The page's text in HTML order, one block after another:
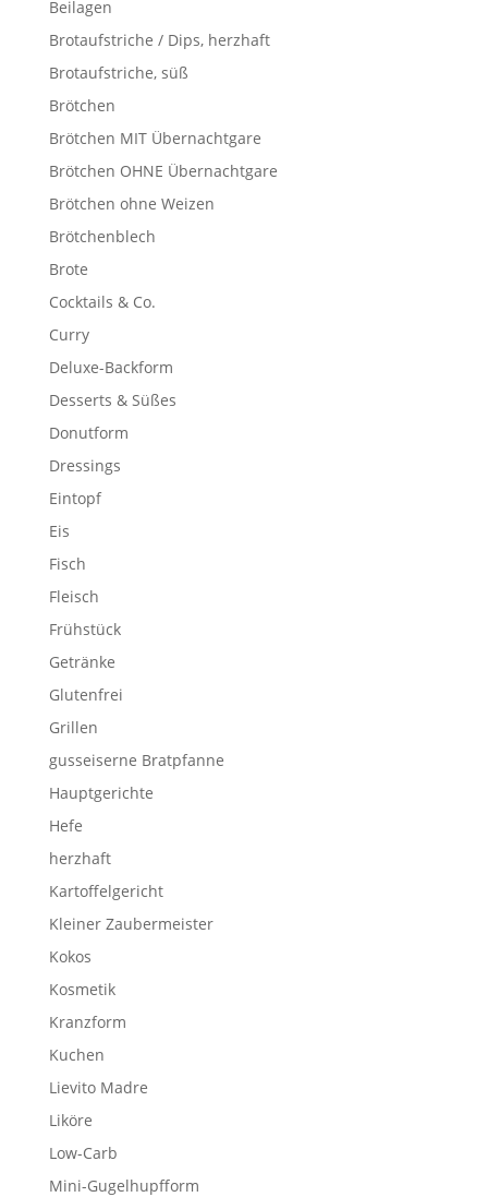
Beilagen
Brotaufstriche / Dips, herzhaft
Brotaufstriche, süß
Brötchen
Brötchen MIT Übernachtgare
Brötchen OHNE Übernachtgare
Brötchen ohne Weizen
Brötchenblech
Brote
Cocktails & Co.
Curry
Deluxe-Backform
Desserts & Süßes
Donutform
Dressings
Eintopf
Eis
Fisch
Fleisch
Frühstück
Getränke
Glutenfrei
Grillen
gusseiserne Bratpfanne
Hauptgerichte
Hefe
herzhaft
Kartoffelgericht
Kleiner Zaubermeister
Kokos
Kosmetik
Kranzform
Kuchen
Lievito Madre
Liköre
Low-Carb
Mini-Gugelhupfform